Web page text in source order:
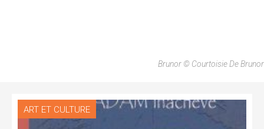
Brunor © Courtoisie De Brunor
ART ET CULTURE